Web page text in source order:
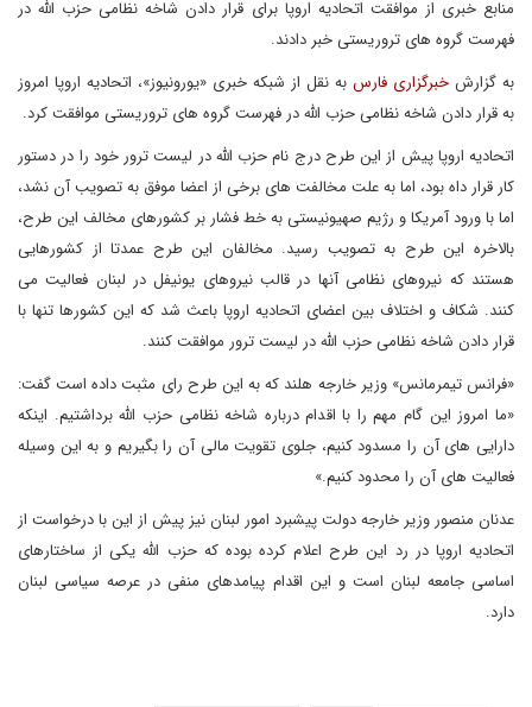
منابع خبری از موافقت اتحادیه اروپا برای قرار دادن شاخه نظامی حزب الله در
فهرست گروه های تروریستی خبر دادند.
به گزارش خبرگزاری فارس به نقل از شبکه خبری «یورونیوز»، اتحادیه اروپا امروز
به قرار دادن شاخه نظامی حزب الله در فهرست گروه های تروریستی موافقت کرد.
اتحادیه اروپا پیش از این طرح درج نام حزب الله در لیست ترور خود را در دستور
کار قرار داه بود، اما به علت مخالفت های برخی از اعضا موفق به تصویب آن نشد،
اما با ورود آمریکا و رژیم صهیونیستی به خط فشار بر کشورهای مخالف این طرح،
بالاخره این طرح به تصویب رسید. مخالفان این طرح عمدتا از کشورهایی
هستند که نیروهای نظامی آنها در قالب نیروهای یونیفل در لبنان فعالیت می
کنند.‬ شکاف و اختلاف بین اعضای اتحادیه اروپا باعث شد که این کشورها تنها با
قرار دادن شاخه نظامی حزب الله در لیست ترور موافقت کنند.
«فرانس تیمرمانس» وزیر خارجه هلند که به این طرح رای مثبت داده است گفت:
«ما امروز این گام مهم را با اقدام درباره شاخه نظامی حزب الله برداشتیم. اینکه
دارایی های آن را مسدود کنیم، جلوی تقویت مالی آن را بگیریم و به این وسیله
فعالیت های آن را محدود کنیم.»
عدنان منصور وزیر خارجه دولت پیشبرد امور لبنان نیز پیش از این با درخواست از
اتحادیه اروپا در رد این طرح اعلام کرده بوده که حزب الله یکی از ساختارهای
اساسی جامعه لبنان است و این اقدام پیامدهای منفی در عرصه سیاسی لبنان
دارد.